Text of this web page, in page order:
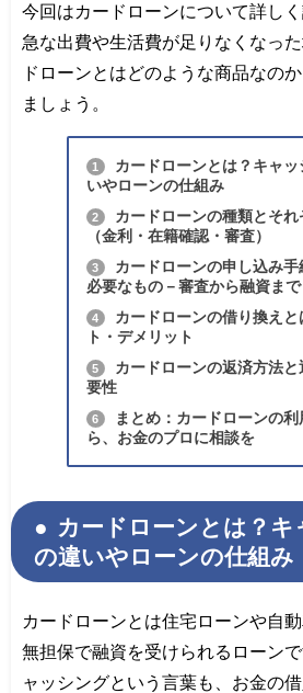
今回はカードローンについて詳しく
急な出費や生活費が足りなくなっ
ドローンとはどのような商品なの
ましょう。
1
カードローンとは？キャッ
いやローンの仕組み
2
カードローンの種類とそれ
（金利・在籍確認・審査）
3
カードローンの申し込み手
必要なもの－審査から融資まで
4
カードローンの借り換えと
ト・デメリット
5
カードローンの返済方法と
要性
6
まとめ：カードローンの利
ら、お金のプロに相談を
カードローンとは？キ
の違いやローンの仕組み
カードローンとは住宅ローンや自
無担保で融資を受けられるローン
ャッシングという言葉も、お金の